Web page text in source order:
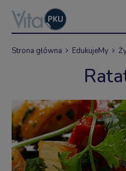
Strona główna EdukujeMy